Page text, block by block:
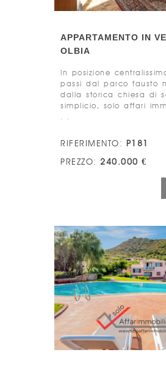
APPARTAMENTO IN
OLBIA
In posizione
passi dal parco fausto
dalla storica chiesa di
simplicio, solo affari
RIFERIMENTO: P181
PREZZO: 240.000 €